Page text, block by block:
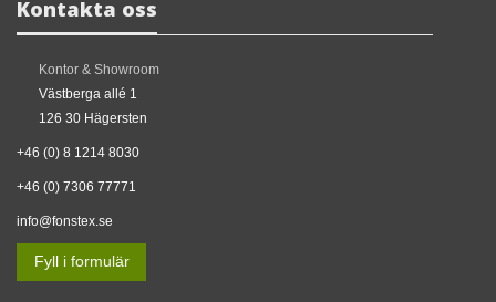
Kontakta oss
Kontor & Showroom
Västberga allé 1
126 30 Hägersten
+46 (0) 8 1214 8030
+46 (0) 7306 77771
info@fonstex.se
Fyll i formulär